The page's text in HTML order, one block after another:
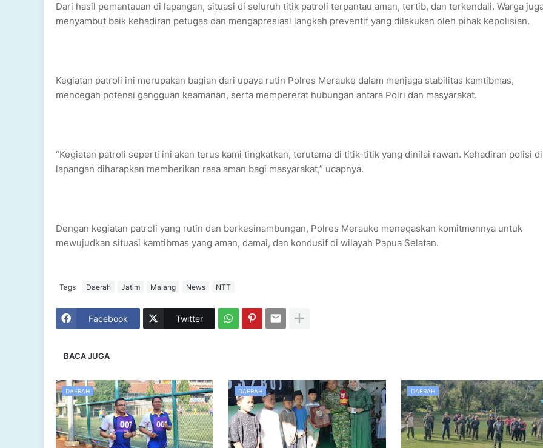
Dari hasil pemantauan di lapangan, situasi di seluruh titik patroli terpantau aman, tertib, dan terkendali. Warga
menyambut baik kehadiran petugas dan mengapresiasi langkah preventif yang dilakukan oleh pihak kepolisian.
Kegiatan patroli ini merupakan bagian dari upaya rutin Polres Merauke dalam menjaga stabilitas kamtibmas,
mencegah potensi gangguan keamanan, serta mempererat hubungan antara Polri dan masyarakat.
“Kegiatan patroli seperti ini akan terus kami tingkatkan, terutama di titik-titik yang dinilai rawan. Kehadiran polisi di
lapangan diharapkan memberikan rasa aman bagi masyarakat,” ucapnya.
Dengan kegiatan patroli yang rutin dan berkesinambungan, Polres Merauke menegaskan komitmennya untuk
mewujudkan situasi kamtibmas yang aman, damai, dan kondusif di wilayah Papua Selatan.
Tags Daerah Jatim Malang News NTT
Facebook Twitter
BACA JUGA
DAERAH DAERAH DAERAH